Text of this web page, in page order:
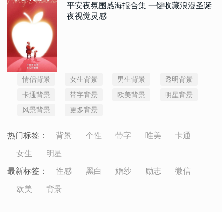
平安夜氛围感海报合集 一键收藏浪漫圣诞
夜视觉灵感
情侣背景 女生背景 男生背景
透明背景
卡通背景
带字背景 欧美背景
明星背景
风景背景
更多背景
热门标签： 背景 个性 带字 唯美 卡通
女生 明星
最新标签： 性感 黑白 婚纱 励志 微信
欧美 背景